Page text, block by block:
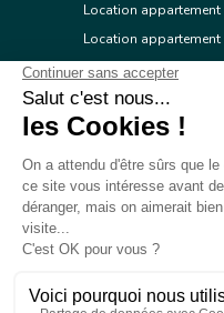
Location appartement
Location appartement
Location appartement
Location appartement
Location appartement
Location appartement
Location appartement